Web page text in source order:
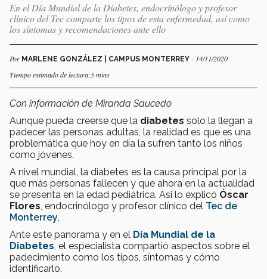
En el Día Mundial de la Diabetes, endocrinólogo y profesor
clínico del Tec comparte los tipos de esta enfermedad, así como
los síntomas y recomendaciones ante ello
Por MARLENE GONZÁLEZ | CAMPUS MONTERREY - 14/11/2020
Tiempo estimado de lectura:5 mins
Con información de Miranda Saucedo
Aunque pueda creerse que la diabetes solo la llegan a
padecer las personas adultas, la realidad es que es una
problemática que hoy en día la sufren tanto los niños
como jóvenes.
A nivel mundial, la diabetes es la causa principal por la
que más personas fallecen y que ahora en la actualidad
se presenta en la edad pediátrica. Asi lo explicó Óscar
Flores , endocrinólogo y profesor clínico del Tec de
Monterrey
Ante este panorama y en el Día Mundial de la
Diabetes , el especialista compartió aspectos sobre el
padecimiento como los tipos, síntomas y cómo
identificarlo.